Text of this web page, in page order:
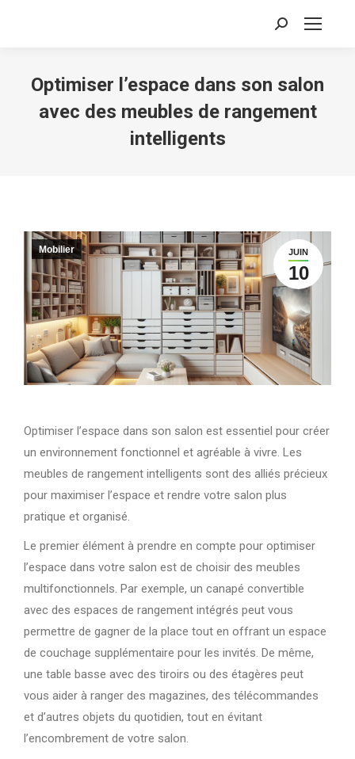
Recherche
Optimiser l’espace dans son salon
avec des meubles de rangement
intelligents
JUIN
10
Mobilier
Optimiser l’espace dans son salon est essentiel pour créer
un environnement fonctionnel et agréable à vivre. Les
meubles de rangement intelligents sont des alliés précieux
pour maximiser l’espace et rendre votre salon plus
pratique et organisé.
Le premier élément à prendre en compte pour optimiser
l’espace dans votre salon est de choisir des meubles
multifonctionnels. Par exemple, un canapé convertible
avec des espaces de rangement intégrés peut vous
permettre de gagner de la place tout en offrant un espace
de couchage supplémentaire pour les invités. De même,
une table basse avec des tiroirs ou des étagères peut
vous aider à ranger des magazines, des télécommandes
et d’autres objets du quotidien, tout en évitant
l’encombrement de votre salon.